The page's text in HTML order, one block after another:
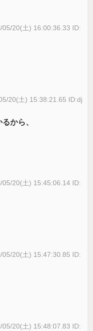
05/20(土) 16:00:36.33 ID:
20(土) 15:38:21.65 ID:dj
から、
05/20(土) 15:45:06.14 ID:
05/20(土) 15:47:30.85 ID:
05/20(土) 15:48:07.83 ID: